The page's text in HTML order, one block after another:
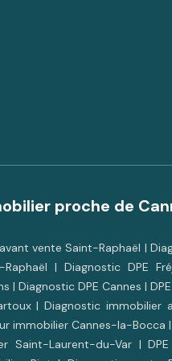
proche de
vente Saint-Raphaël |
| Diagnostic DPE
|Diagnostic DPE Cannes |
|Diagnostic immobilier
immobilier Cannes-la-Bocca
Saint-Laurent-du-Var|